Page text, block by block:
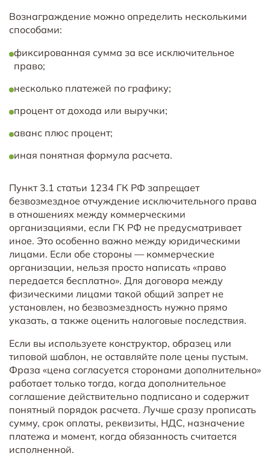
Вознаграждение можно определить несколькими
способами:
фиксированная сумма за все исключительное
право;
несколько платежей по графику;
процент от дохода или выручки;
аванс плюс процент;
иная понятная формула расчета.
Пункт 3.1 статьи 1234 ГК РФ запрещает
безвозмездное отчуждение исключительного права
в отношениях между коммерческими
организациями, если ГК РФ не предусматривает
иное. Это особенно важно между юридическими
лицами. Если обе стороны — коммерческие
организации, нельзя просто написать «право
передается бесплатно». Для договора между
физическими лицами такой общий запрет не
установлен, но безвозмездность нужно прямо
указать, а также оценить налоговые последствия.
Если вы используете конструктор, образец или
типовой шаблон, не оставляйте поле цены пустым.
Фраза «цена согласуется сторонами дополнительно»
работает только тогда, когда дополнительное
соглашение действительно подписано и содержит
понятный порядок расчета. Лучше сразу прописать
сумму, срок оплаты, реквизиты, НДС, назначение
платежа и момент, когда обязанность считается
исполненной.